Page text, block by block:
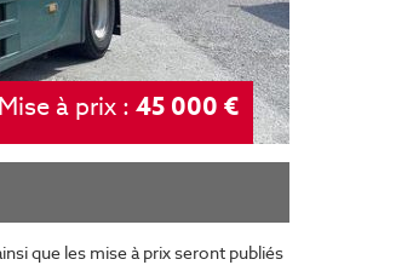
Mise à prix : 45 000 €
que les mise à prix seront publiés